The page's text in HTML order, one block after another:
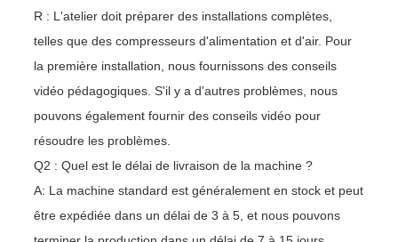
R : L'atelier doit préparer des installations complètes,
telles que des compresseurs d'alimentation et d'air. Pour
la première installation, nous fournissons des conseils
vidéo pédagogiques. S'il y a d'autres problèmes, nous
pouvons également fournir des conseils vidéo pour
résoudre les problèmes.
Q2 : Quel est le délai de livraison de la machine ?
A: La machine standard est généralement en stock et peut
être expédiée dans un délai de 3 à 5, et nous pouvons